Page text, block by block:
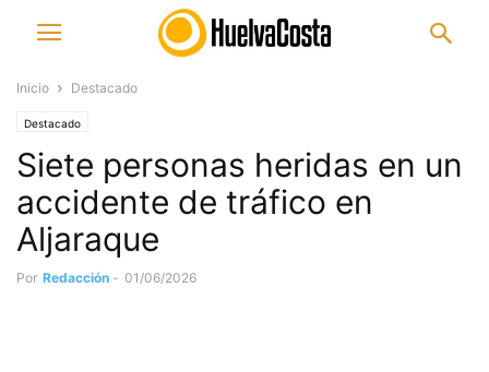
Inicio Destacado
Destacado
Siete personas heridas en un
accidente de tráfico en
Aljaraque
Por Redacción - 01/06/2026